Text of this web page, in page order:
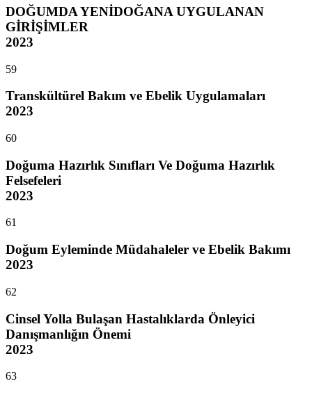
DOĞUMDA YENİDOĞANA UYGULANAN
GİRİŞİMLER
2023
59
Transkültürel Bakım ve Ebelik Uygulamaları
2023
60
Doğuma Hazırlık Sınıfları Ve Doğuma Hazırlık
Felsefeleri
2023
61
Doğum Eyleminde Müdahaleler ve Ebelik Bakımı
2023
62
Cinsel Yolla Bulaşan Hastalıklarda Önleyici
Danışmanlığın Önemi
2023
63